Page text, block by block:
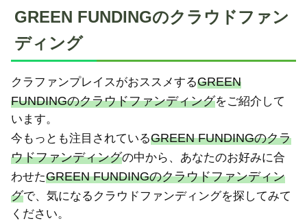
GREEN FUNDINGのクラウドファン
ディング
クラファンプレイスがおススメするGREEN
FUNDINGのクラウドファンディングをご紹介して
います。
今もっとも注目されているGREEN FUNDINGのクラ
ウドファンディングの中から、あなたのお好みに合
わせたGREEN FUNDINGのクラウドファンディン
グで、気になるクラウドファンディングを探してみて
ください。